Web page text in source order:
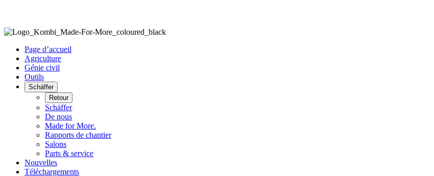
Page d’accueil
Agriculture
Génie civil
Outils
Schäffer
Retour
Schäffer
De nous
Made for More.
Rapports de chantier
Salons
Parts & service
Nouvelles
Téléchargements